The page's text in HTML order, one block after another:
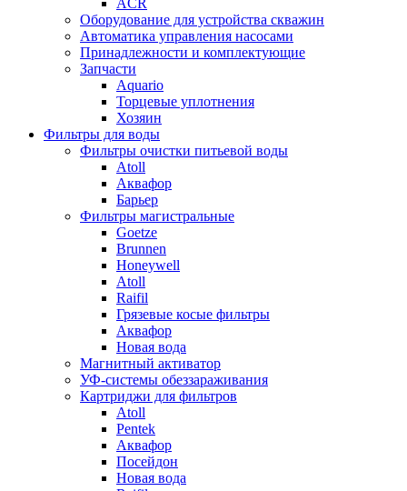
ACR
Оборудование для устройства скважин
Автоматика управления насосами
Принадлежности и комплектующие
Запчасти
Aquario
Торцевые уплотнения
Хозяин
Фильтры для воды
Фильтры очистки питьевой воды
Atoll
Аквафор
Барьер
Фильтры магистральные
Goetze
Brunnen
Honeywell
Atoll
Raifil
Грязевые косые фильтры
Аквафор
Новая вода
Магнитный активатор
УФ-системы обеззараживания
Картриджи для фильтров
Atoll
Pentek
Аквафор
Посейдон
Новая вода